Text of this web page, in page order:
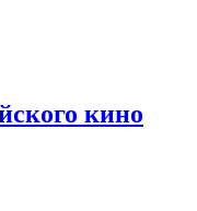
кино